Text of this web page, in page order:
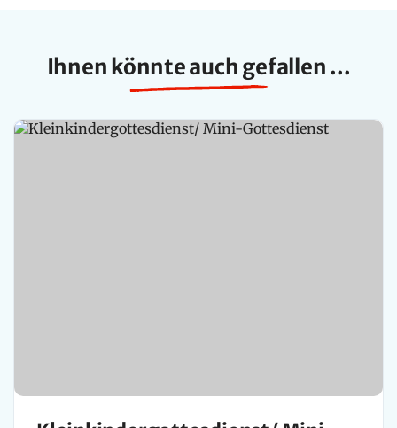
Ihnen könnte auch gefallen ...